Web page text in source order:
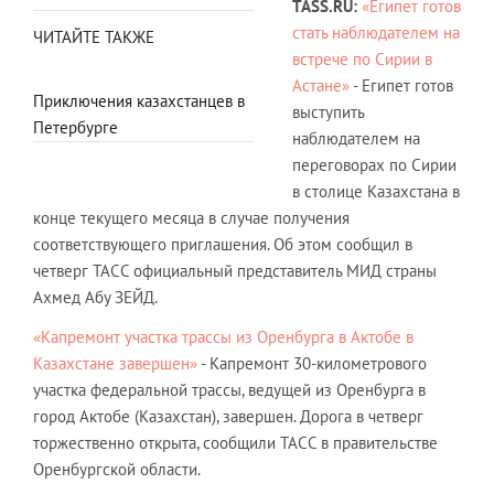
ЧИТАЙТЕ ТАКЖЕ
Приключения казахстанцев в
Петербурге
TASS.RU: «Египет готов
стать наблюдателем на
встрече по Сирии в
Астане» - Египет готов
выступить
наблюдателем на
переговорах по Сирии
в столице Казахстана в
конце текущего месяца в случае получения
соответствующего приглашения. Об этом сообщил в
четверг ТАСС официальный представитель МИД страны
Ахмед Абу ЗЕЙД.
«Капремонт участка трассы из Оренбурга в Актобе в
Казахстане завершен» - Капремонт 30-километрового
участка федеральной трассы, ведущей из Оренбурга в
город Актобе (Казахстан), завершен. Дорога в четверг
торжественно открыта, сообщили ТАСС в правительстве
Оренбургской области.